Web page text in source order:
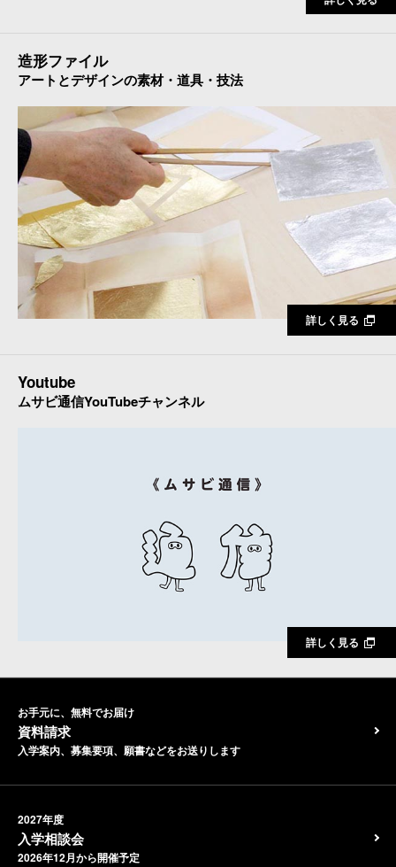
造形ファイル
アートとデザインの素材・道具・技法
詳しく見る
Youtube
ムサビ通信YouTubeチャンネル
詳しく見る
お手元に、無料でお届け
資料請求
入学案内、募集要項、願書などをお送りします
2027年度
入学相談会
2026年12月から開催予定